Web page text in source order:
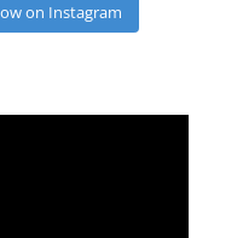
on Instagram